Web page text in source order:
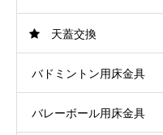
天蓋交換
バドミントン用床金具
バレーボール用床金具